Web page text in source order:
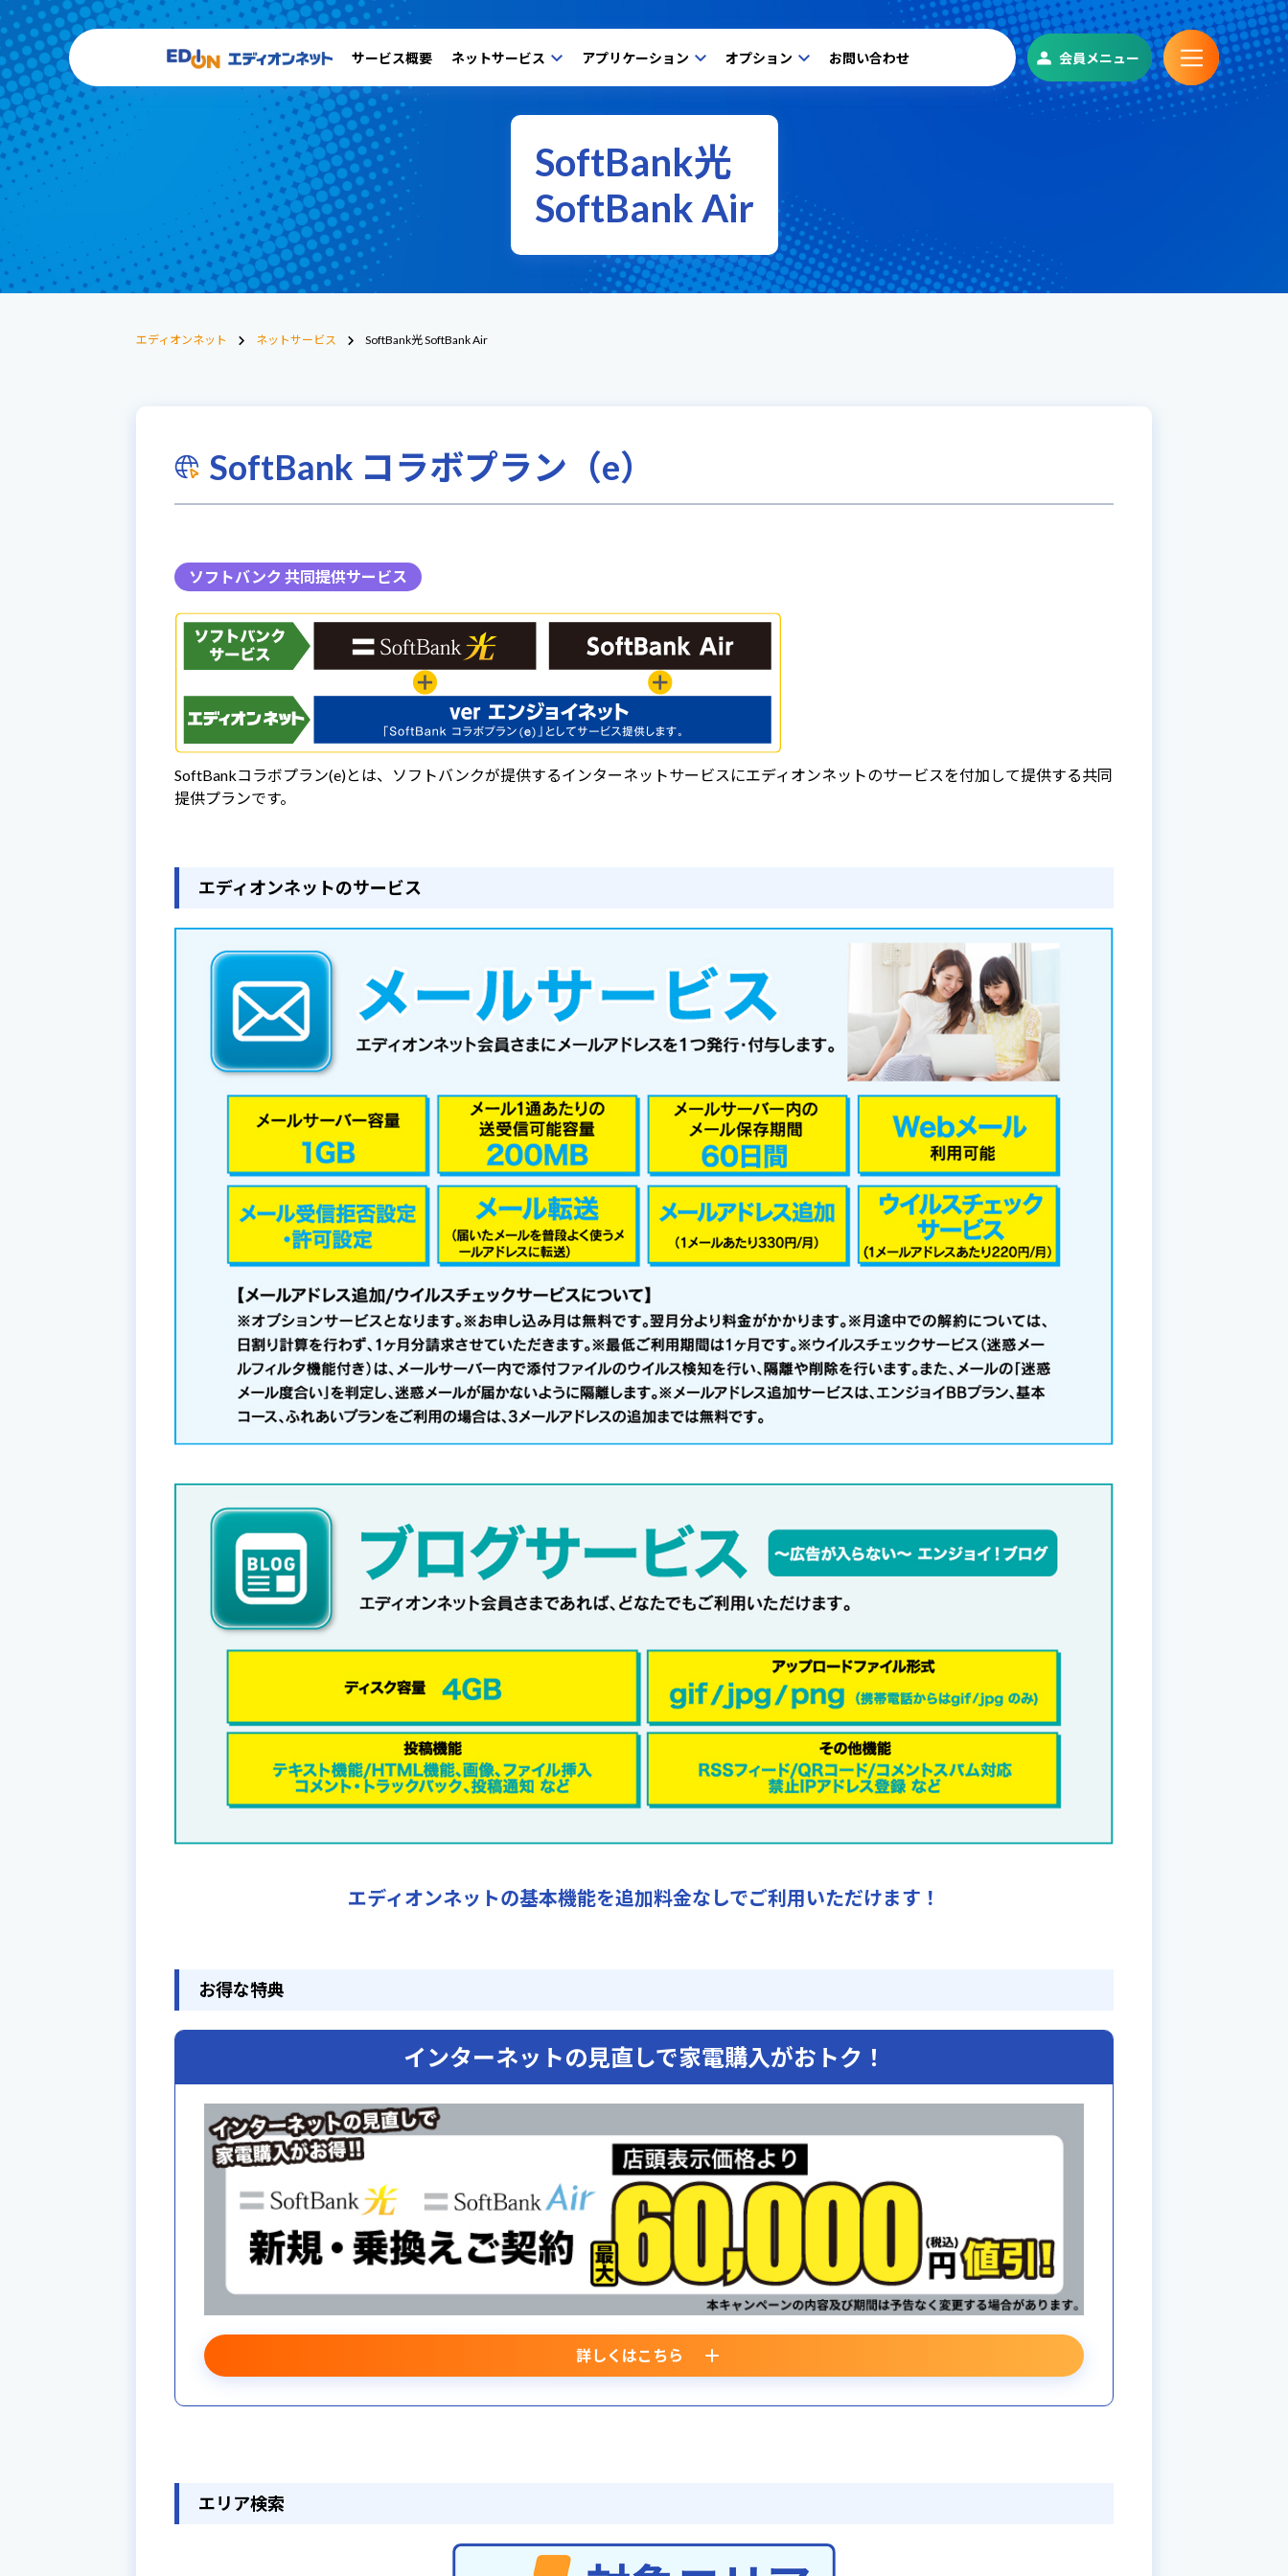
サービス概要 ネットサービス アプリケーション オプション お問い合わせ 会員メニュー
SoftBank光
SoftBank Air
エディオンネット ネットサービス SoftBank光 SoftBank Air
SoftBank コラボプラン（e）
ソフトバンク 共同提供サービス
SoftBankコラボプラン(e)とは、ソフトバンクが提供するインターネットサービスにエディオンネットのサービスを付加して提供する共同
提供プランです。
エディオンネットのサービス
エディオンネットの基本機能を追加料金なしでご利用いただけます！
お得な特典
インターネットの見直しで家電購入がおトク！
詳しくはこちら
インターネットの見直しで家電購入がお得に！
＜適用条件＞
ネットサービスのご契約者は商品ご購入者ご本人に限ります。
エリア検索